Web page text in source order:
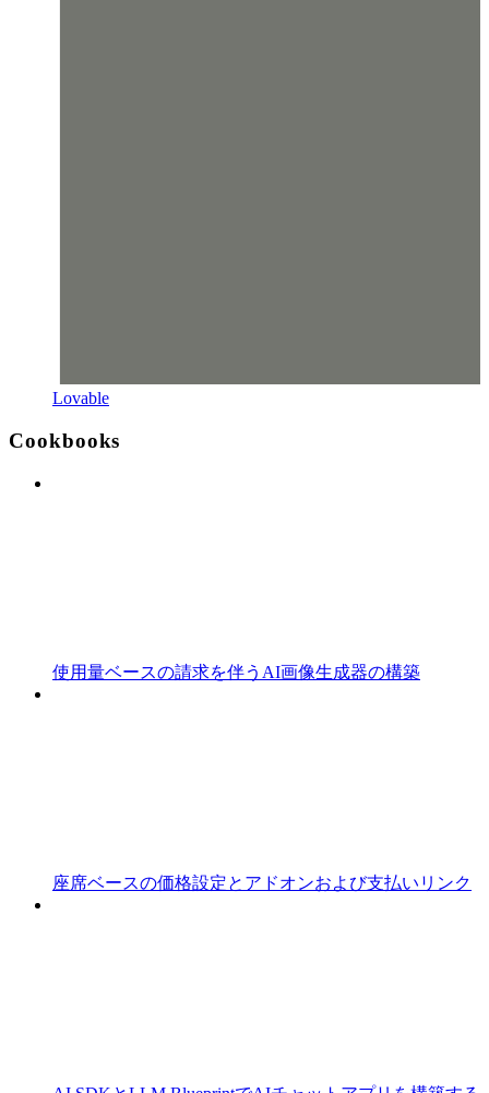
Lovable
Cookbooks
使用量ベースの請求を伴うAI画像生成器の構築
座席ベースの価格設定とアドオンおよび支払いリンク